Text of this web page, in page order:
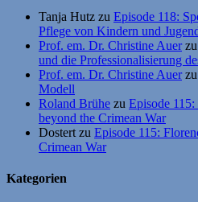
Tanja Hutz zu Episode 118:
Pflege von Kindern und
Prof. em. Dr. Christine Auerzu
und die Professionalisierung
Prof. em. Dr. Christine Auerzu
Modell
Roland Brühe zu Episode
beyond the Crimean War
Dostert zu Episode 115:
Crimean War
Kategorien